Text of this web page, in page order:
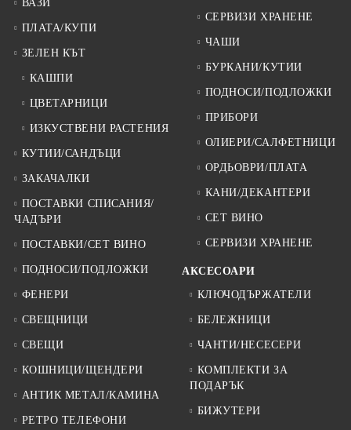
ВАЗИ
ПЛАТА/КУПИ
ЗЕЛЕН КЪТ
КАШПИ
ЦВЕТАРНИЦИ
ИЗКУСТВЕНИ РАСТЕНИЯ
КУТИИ/САНДЪЦИ
ЗАКАЧАЛКИ
ПОСТАВКИ СПИСАНИЯ/
ЧАДЪРИ
ПОСТАВКИ/СЕТ ВИНО
ПОДНОСИ/ПОДЛОЖКИ
ФЕНЕРИ
СВЕЩНИЦИ
СВЕЩИ
КОШНИЦИ/ЩЕНДЕРИ
АНТИК МЕТАЛ/КАМИНА
РЕТРО ТЕЛЕФОНИ
СЕРВИЗИ ХРАНЕНЕ
ЧАШИ
БУРКАНИ/КУТИИ
ПОДНОСИ/ПОДЛОЖКИ
ПРИБОРИ
ОЛИЕРИ/САЛФЕТНИЦИ
ОРДЬОВРИ/ПЛАТА
КАНИ/ДЕКАНТЕРИ
СЕТ ВИНО
СЕРВИЗИ ХРАНЕНЕ
АКСЕСОАРИ
КЛЮЧОДЪРЖАТЕЛИ
БЕЛЕЖНИЦИ
ЧАНТИ/НЕСЕСЕРИ
КОМПЛЕКТИ ЗА
ПОДАРЪК
БИЖУТЕРИ